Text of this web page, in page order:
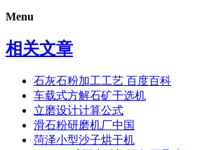
Menu
相关文章
石灰石粉加工工艺 百度百科
车载式方解石矿干选机
立磨设计计算公式
滑石粉研磨机厂中国
菏泽小型沙子烘干机